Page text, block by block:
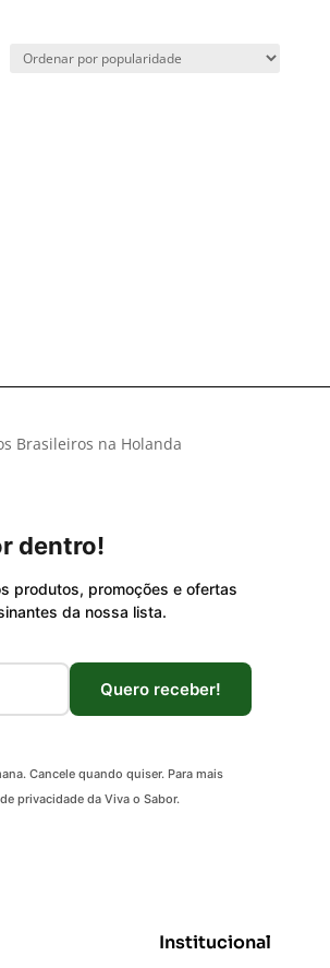
dentro!
produtos, promoções e ofertas
da nossa lista.
Quero receber!
Cancele quando quiser. Para mais
privacidade da Viva o Sabor.
Institucional